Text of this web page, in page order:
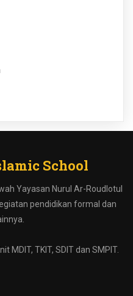
School
Yayasan Nurul Ar-Roudlotul
pendidikan formal dan
MDIT, TKIT, SDIT dan SMPIT.